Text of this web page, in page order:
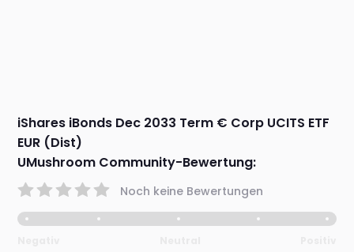
iShares iBonds Dec 2033 Term € Corp UCITS ETF
EUR (Dist)
UMushroom Community-Bewertung:
Noch keine Bewertungen